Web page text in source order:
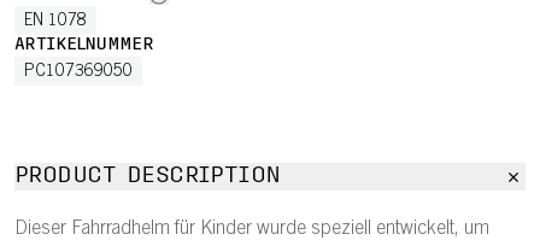
EN 1078
ARTIKELNUMMER
PC107369050
PRODUCT DESCRIPTION
Dieser Fahrradhelm für Kinder wurde speziell entwickelt, um